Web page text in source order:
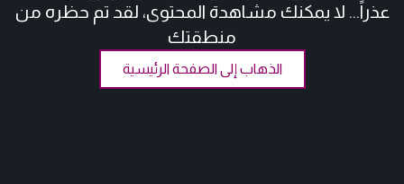
عذراً... لا يمكنك مشاهدة المحتوى، لقد تم حظره من
منطقتك
الذهاب إلى الصفحة الرئيسية